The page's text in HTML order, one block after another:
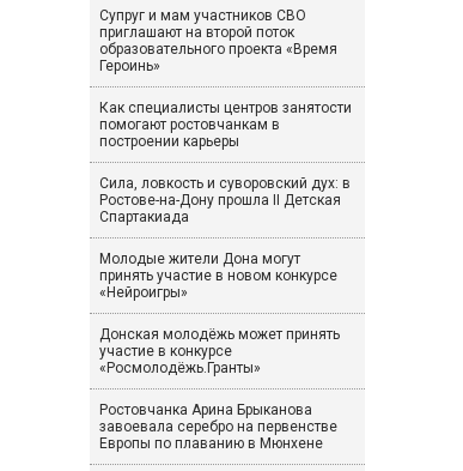
Супруг и мам участников СВО
приглашают на второй поток
образовательного проекта «Время
Героинь»
Как специалисты центров занятости
помогают ростовчанкам в
построении карьеры
Сила, ловкость и суворовский дух: в
Ростове-на-Дону прошла II Детская
Спартакиада
Молодые жители Дона могут
принять участие в новом конкурсе
«Нейроигры»
Донская молодёжь может принять
участие в конкурсе
«Росмолодёжь.Гранты»
Ростовчанка Арина Брыканова
завоевала серебро на первенстве
Европы по плаванию в Мюнхене